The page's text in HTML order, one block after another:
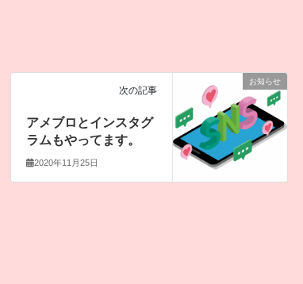
お知らせ
次の記事
アメブロとインスタグ
ラムもやってます。
2020年11月25日